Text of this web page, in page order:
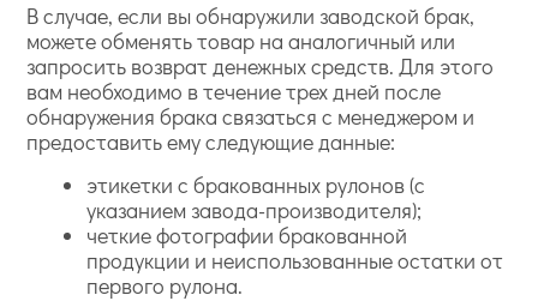
В случае, если вы обнаружили заводской брак,
можете обменять товар на аналогичный или
запросить возврат денежных средств. Для этого
вам необходимо в течение трех дней после
обнаружения брака связаться с менеджером и
предоставить ему следующие данные:
этикетки с бракованных рулонов (с
указанием завода-производителя);
четкие фотографии бракованной
продукции и неиспользованные остатки от
первого рулона.